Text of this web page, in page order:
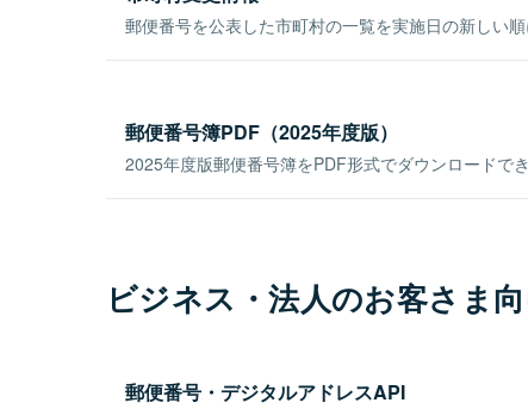
郵便番号を公表した市町村の一覧を実施日の新しい順
郵便番号簿PDF（2025年度版）
2025年度版郵便番号簿をPDF形式でダウンロードでき
ビジネス・法人のお客さま
郵便番号・デジタルアドレスAPI